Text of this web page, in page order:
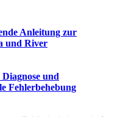
Anleitung zur
und River
und
Fehlerbehebung